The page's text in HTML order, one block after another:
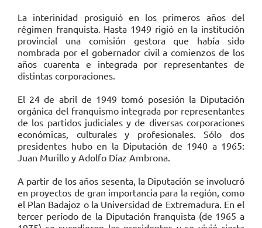
La interinidad prosiguió en los primeros años del
régimen franquista. Hasta 1949 rigió en la institución
provincial una comisión gestora que había sido
nombrada por el gobernador civil a comienzos de los
años cuarenta e integrada por representantes de
distintas corporaciones.
El 24 de abril de 1949 tomó posesión la Diputación
orgánica del franquismo integrada por representantes
de los partidos judiciales y de diversas corporaciones
económicas, culturales y profesionales. Sólo dos
presidentes hubo en la Diputación de 1940 a 1965:
Juan Murillo y Adolfo Díaz Ambrona.
A partir de los años sesenta, la Diputación se involucró
en proyectos de gran importancia para la región, como
el Plan Badajoz o la Universidad de Extremadura. En el
tercer período de la Diputación franquista (de 1965 a